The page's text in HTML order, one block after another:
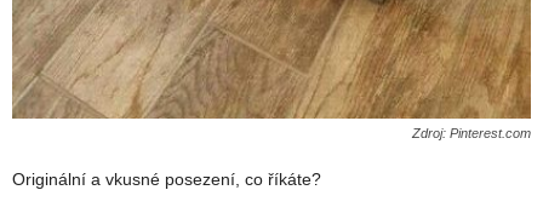
Zdroj: Pinterest.com
Originální a vkusné posezení, co říkáte?